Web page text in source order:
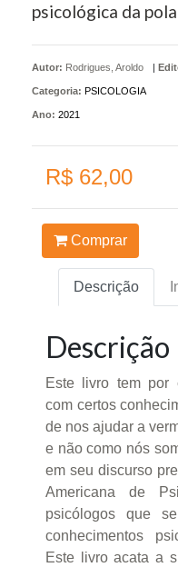
psicológica da
Autor: Rodrigues, Aroldo |
Categoria: PSICOLOGIA
Ano: 2021
R$ 62,00
Comprar
Descrição
Descrição
Este livro tem por
com certos
de nos ajudar a
e não como nós
em seu discurso
Americana de
psicólogos que
conhecimentos
Este livro acata a